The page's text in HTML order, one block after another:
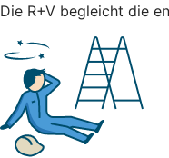
Die R+V begleicht die